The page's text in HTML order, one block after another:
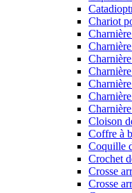
Chariot
Cloison
Coffre à
Coquille
Crochet
Crosse
Crosse